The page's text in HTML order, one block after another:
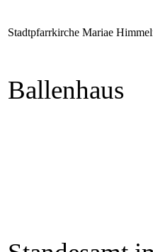
Stadtpfarrkirche Mariae
Ballenhaus